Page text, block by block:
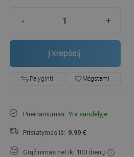
- +
Į krepšelį
Palyginti favorite_borderMėgstami
Prieinamumas: Yra sandėlyje
Pristatymas iš: 9.99 €
Grąžinimas net iki 100 dienų